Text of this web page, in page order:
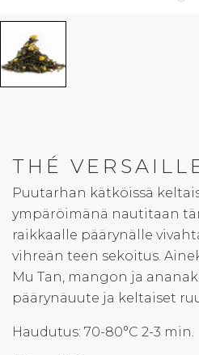
THÉ
Puutarhan kätköissä
ympäröimänä nautitaan
raikkaalle päärynälle
vihreän teen sekoitus.
Mu Tan, mangon ja
päärynäuute ja keltaiset
Haudutus: 70-80°C 2-3 min.